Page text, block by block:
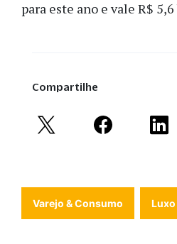
para este ano e vale R$ 5,6
Compartilhe
Varejo & Consumo Luxo